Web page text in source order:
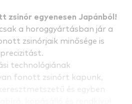
zsinór egyenesen Japánból!
a horoggyártásban jár a
zsinórjaik minősége is
technológiának
fonott zsinórt kapunk,
és egyben